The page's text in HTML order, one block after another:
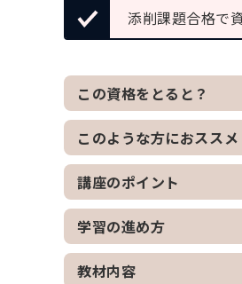
添削課題合格で
この資格をとると？
このような方におススメ
講座のポイント
学習の進め方
教材内容